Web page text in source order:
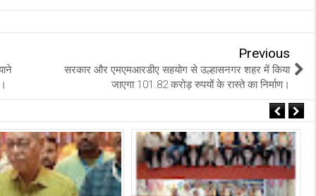
Previous
सरकार और एमएमआरडीए सहयोग से उल्हासनगर शहर में किया
जाएगा 101.82 करोड़ रुपयों के रास्ते का निर्माण।